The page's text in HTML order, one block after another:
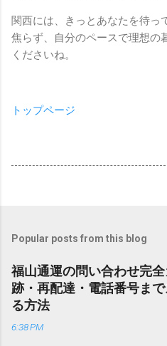
関西には、きっとあなたを待っ
焦らず、自分のペースで理想の
くださいね。
トップページ
Popular posts from this blog
福山通運の問い合わせ完
跡・再配達・電話番号ま
る方法
6:38 PM